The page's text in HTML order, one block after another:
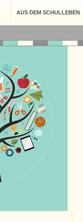
AUS DEM SCHULLEBEN